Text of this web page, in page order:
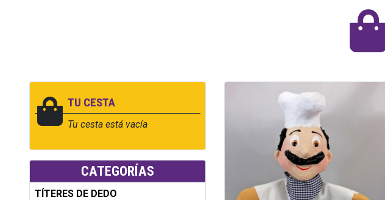
TU CESTA
Tu cesta está vacía
CATEGORÍAS
TÍTERES DE DEDO